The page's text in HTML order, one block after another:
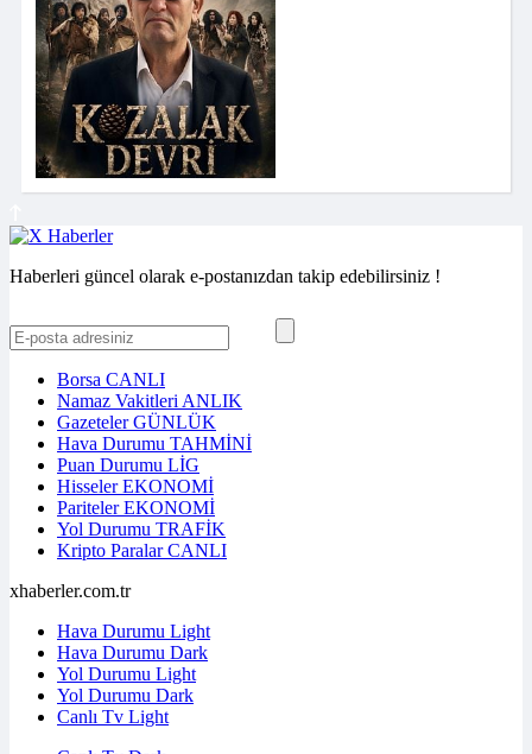
Haberleri güncel olarak e-postanızdan takip edebilirsiniz !
Borsa CANLI
Namaz Vakitleri ANLIK
GazetelerGÜNLÜK
Hava Durumu TAHMİNİ
Puan Durumu LİG
HisselerEKONOMİ
ParitelerEKONOMİ
Yol Durumu TRAFİK
Kripto ParalarCANLI
xhaberler.com.tr
Hava Durumu Light
Hava Durumu Dark
Yol Durumu Light
Yol Durumu Dark
Canlı Tv Light